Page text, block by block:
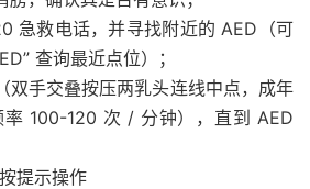
急救电话，并寻找附近的 AED（可
查询最近点位）；
双手交叠按压两乳头连线中点，成年
100-120 次 / 分钟），直到 AED
提示操作